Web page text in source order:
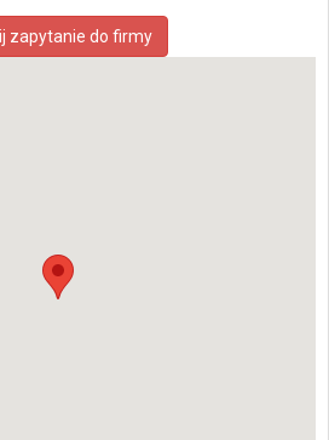
zapytanie do firmy